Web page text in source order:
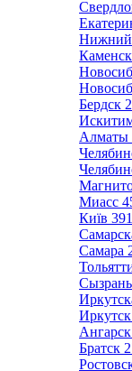
Нижний
Бердск
Алматы
Миасс
Київ 391
Самара
Сызрань
Иркутск
Ангарск
Братск